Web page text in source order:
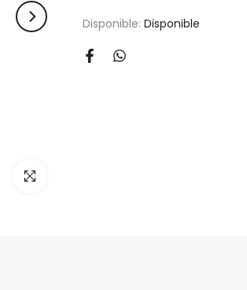
Clic para agrandar
Disponible: Disponible